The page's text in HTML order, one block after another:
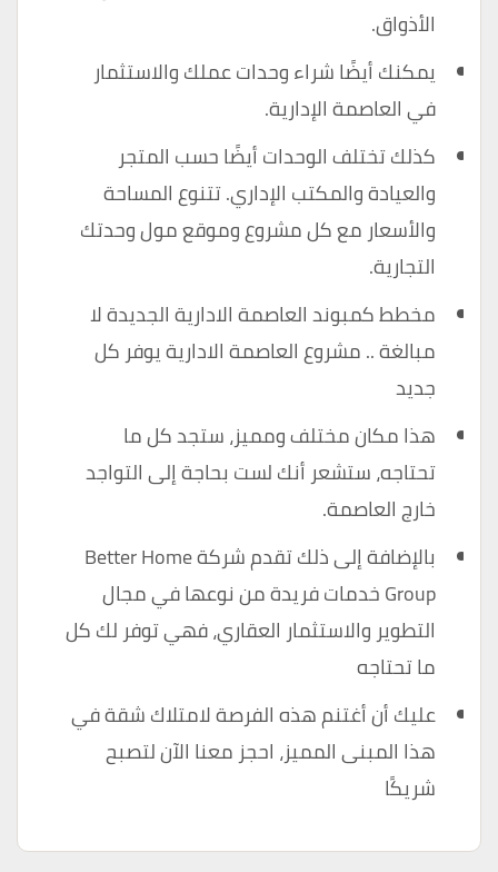
الأذواق.
يمكنك أيضًا شراء وحدات عملك والاستثمار
في العاصمة الإدارية.
كذلك تختلف الوحدات أيضًا حسب المتجر
والعيادة والمكتب الإداري. تتنوع المساحة
والأسعار مع كل مشروع وموقع مول وحدتك
التجارية.
مخطط كمبوند العاصمة الادارية الجديدة لا
مبالغة .. مشروع العاصمة الادارية يوفر كل
جديد
هذا مكان مختلف ومميز، ستجد كل ما
تحتاجه، ستشعر أنك لست بحاجة إلى التواجد
خارج العاصمة.
بالإضافة إلى ذلك تقدم شركة Better Home
Group خدمات فريدة من نوعها في مجال
التطوير والاستثمار العقاري، فهي توفر لك كل
ما تحتاجه
عليك أن أغتنم هذه الفرصة لامتلاك شقة في
هذا المبنى المميز، احجز معنا الآن لتصبح
شريكًا